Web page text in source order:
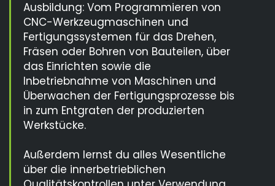
Ausbildung: Vom Programmieren von
CNC-Werkzeugmaschinen und
Fertigungssystemen für das Drehen,
Fräsen oder Bohren von Bauteilen, über
das Einrichten sowie die
Inbetriebnahme von Maschinen und
Überwachen der Fertigungsprozesse bis
in zum Entgraten der produzierten
Werkstücke.
Außerdem lernst du alles Wesentliche
über die innerbetrieblichen